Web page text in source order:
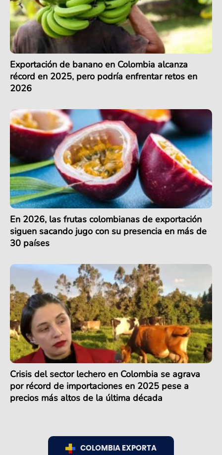
Exportación de banano en Colombia alcanza
récord en 2025, pero podría enfrentar retos en
2026
En 2026, las frutas colombianas de exportación
siguen sacando jugo con su presencia en más de
30 países
Crisis del sector lechero en Colombia se agrava
por récord de importaciones en 2025 pese a
precios más altos de la última década
COLOMBIA EXPORTA